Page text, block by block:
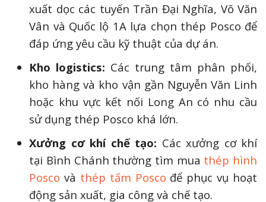
xuất dọc các tuyến Trần Đại Nghĩa, Võ Văn
Vân và Quốc lộ 1A lựa chọn thép Posco để
đáp ứng yêu cầu kỹ thuật của dự án.
Kho logistics: Các trung tâm phân phối,
kho hàng và kho vận gần Nguyễn Văn Linh
hoặc khu vực kết nối Long An có nhu cầu
sử dụng thép Posco khá lớn.
Xưởng cơ khí chế tạo: Các xưởng cơ khí
tại Bình Chánh thường tìm mua thép hình
Posco và thép tấm Posco để phục vụ hoạt
động sản xuất, gia công và chế tạo.